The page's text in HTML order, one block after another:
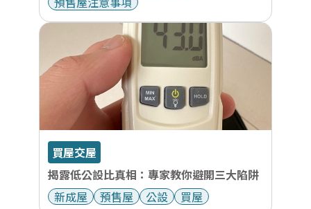
買屋交屋
揭露低公設比真相：專家教你避開三大陷阱
新成屋
預售屋 公設 買屋